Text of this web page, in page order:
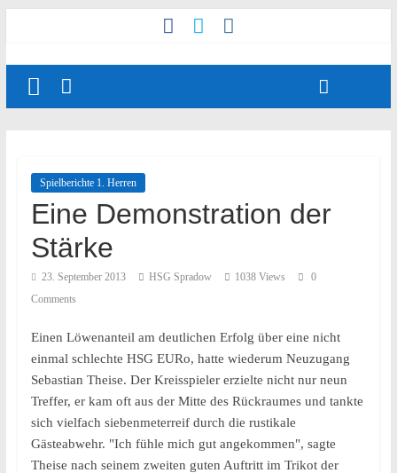
Spielberichte 1. Herren
Eine Demonstration der
Stärke
23. September 2013 HSG Spradow 1038 Views
0
Comments
Einen Löwenanteil am deutlichen Erfolg über eine nicht
einmal schlechte HSG EURo, hatte wiederum Neuzugang
Sebastian Theise. Der Kreisspieler erzielte nicht nur neun
Treffer, er kam oft aus der Mitte des Rückraumes und tankte
sich vielfach siebenmeterreif durch die rustikale
Gästeabwehr. "Ich fühle mich gut angekommen", sagte
Theise nach seinem zweiten guten Auftritt im Trikot der